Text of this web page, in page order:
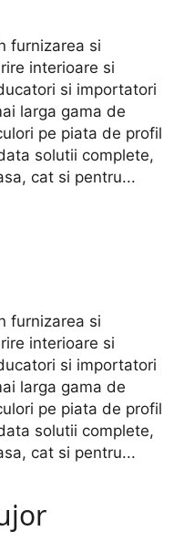
furnizarea si
interioare si
si importatori
larga gama de
pe piata de profil
solutii complete,
cat si pentru...
furnizarea si
interioare si
si importatori
larga gama de
pe piata de profil
solutii complete,
cat si pentru...